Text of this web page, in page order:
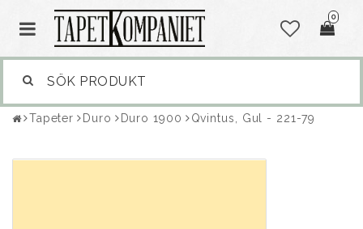
0
Tapeter Duro Duro 1900 Qvintus, Gul - 221-79